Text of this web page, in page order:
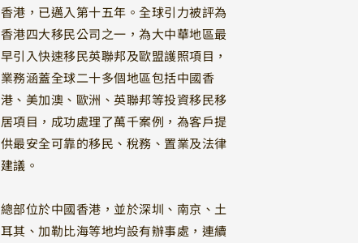
香港，已邁入第十五年。全球引力被評為
香港四大移民公司之一，為大中華地區最
早引入快速移民英聯邦及歐盟護照項目，
業務涵蓋全球二十多個地區包括中國香
港、美加澳、歐洲、英聯邦等投資移民移
居項目，成功處理了萬千案例，為客戶提
供最安全可靠的移民、稅務、置業及法律
建議。
總部位於中國香港，並於深圳、南京、土
耳其、加勒比海等地均設有辦事處，連續